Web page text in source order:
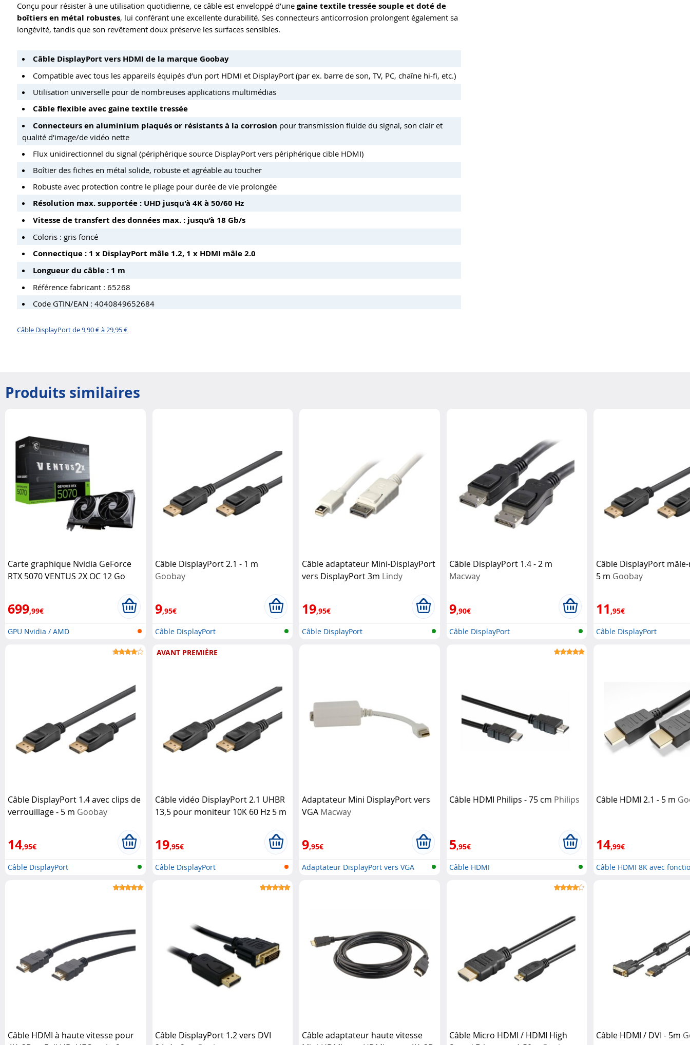
Conçu pour résister à une utilisation quotidienne, ce câble est enveloppé d’une gaine textile tressée souple et doté de
boîtiers en métal robustes, lui conférant une excellente durabilité. Ses connecteurs anticorrosion prolongent également sa
longévité, tandis que son revêtement doux préserve les surfaces sensibles.
Câble DisplayPort vers HDMI de la marque Goobay
Compatible avec tous les appareils équipés d’un port HDMI et DisplayPort (par ex. barre de son, TV, PC, chaîne hi-fi, etc.)
Utilisation universelle pour de nombreuses applications multimédias
Câble flexible avec gaine textile tressée
Connecteurs en aluminium plaqués or résistants à la corrosion pour transmission fluide du signal, son clair et
qualité d'image/de vidéo nette
Flux unidirectionnel du signal (périphérique source DisplayPort vers périphérique cible HDMI)
Boîtier des fiches en métal solide, robuste et agréable au toucher
Robuste avec protection contre le pliage pour durée de vie prolongée
Résolution max. supportée : UHD jusqu'à 4K à 50/60 Hz
Vitesse de transfert des données max. : jusqu’à 18 Gb/s
Coloris : gris foncé
Connectique : 1 x DisplayPort mâle 1.2, 1 x HDMI mâle 2.0
Longueur du câble : 1 m
Référence fabricant : 65268
Code GTIN/EAN : 4040849652684
Câble DisplayPort de 9,90 € à 29,95 €
Produits similaires
Carte graphique Nvidia GeForce
RTX 5070 VENTUS 2X OC 12 Go
699,99€
GPU Nvidia / AMD
Câble DisplayPort 2.1 - 1 m
Goobay
9,95€
Câble DisplayPort
Câble adaptateur Mini-DisplayPort
vers DisplayPort 3m Lindy
19,95€
Câble DisplayPort
Câble DisplayPort 1.4 - 2 m
Macway
9,90€
Câble DisplayPort
Câble DisplayPort
5 m Goobay
11,95€
Câble DisplayPort
Câble DisplayPort 1.4 avec clips de
verrouillage - 5 m Goobay
14,95€
Câble DisplayPort
AVANT PREMIÈRE
Câble vidéo DisplayPort 2.1 UHBR
13,5 pour moniteur 10K 60 Hz 5 m
19,95€
Câble DisplayPort
Adaptateur Mini DisplayPort vers
VGA Macway
9,95€
Adaptateur DisplayPort vers VGA
Câble HDMI Philips - 75 cm Philips
5,95€
Câble HDMI
Câble HDMI 2.1 - 5 m
14,99€
Câble HDMI 8K avec
Câble HDMI à haute vitesse pour
Câble DisplayPort 1.2 vers DVI
Câble adaptateur haute vitesse
Câble Micro HDMI / HDMI High
Câble HDMI / DVI - 5m